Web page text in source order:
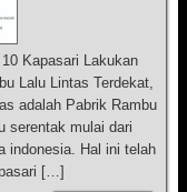
Kapasari Lakukan
Lalu Lintas Terdekat,
adalah Pabrik Rambu
serentak mulai dari
indonesia. Hal ini telah
[…]